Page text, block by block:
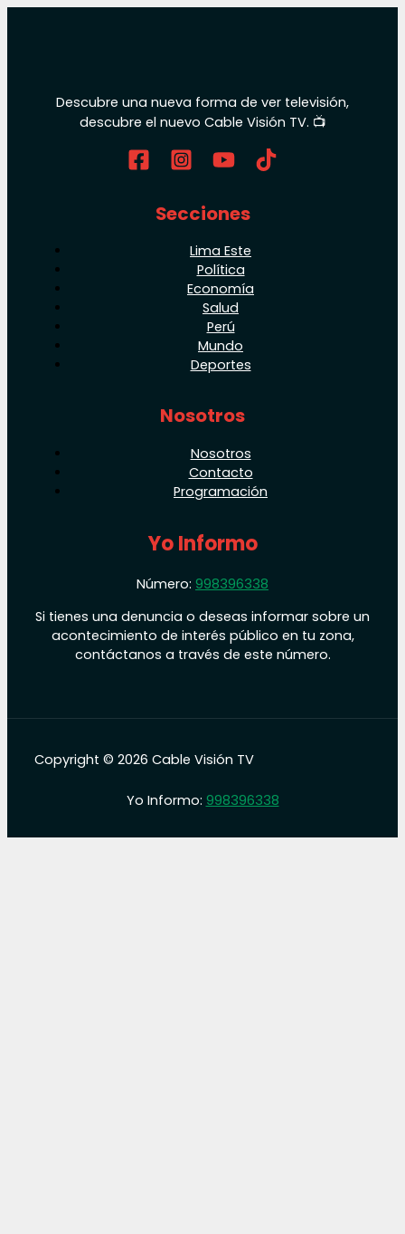
Descubre una nueva forma de ver televisión,
descubre el nuevo Cable Visión TV. 📺
Secciones
Lima Este
Política
Economía
Salud
Perú
Mundo
Deportes
Nosotros
Nosotros
Contacto
Programación
Yo Informo
Número: 998396338
Si tienes una denuncia o deseas informar sobre un
acontecimiento de interés público en tu zona,
contáctanos a través de este número.
Copyright © 2026 Cable Visión TV
Yo Informo: 998396338